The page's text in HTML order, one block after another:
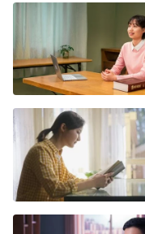
다가 몸을 사리며
았을 때를 떠올려
니다. 하지만 업무
금 나타나자 현재에
육적인 것만 생각
안하고, 느긋하게
럼 고생하며 사역
사역에 문제가 있는
고, 다른 사람들이